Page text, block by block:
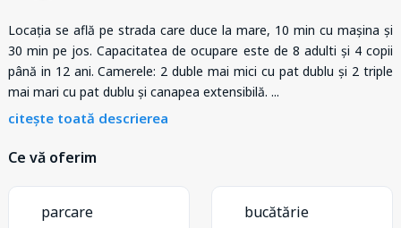
Locația se află pe strada care duce la mare, 10 min cu mașina și
30 min pe jos. Capacitatea de ocupare este de 8 adulti și 4 copii
până in 12 ani. Camerele: 2 duble mai mici cu pat dublu și 2 triple
mai mari cu pat dublu și canapea extensibilă. ...
citește toată descrierea
Ce vă oferim
parcare bucătărie